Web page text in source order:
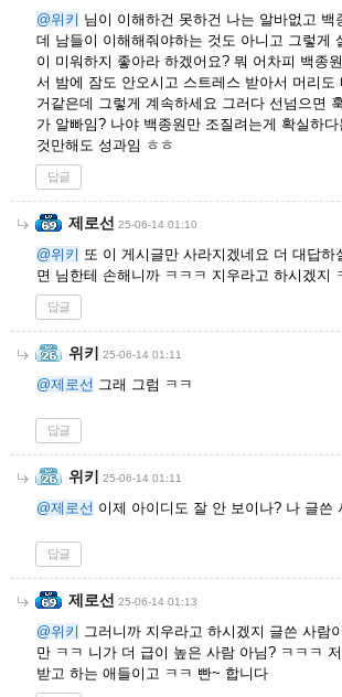
@위키 님이 이해하건 못하건 나는 알바없고 백
데 남들이 이해해줘야하는 것도 아니고 그렇게
이 미워하지 좋아라 하겠어요? 뭐 어차피 백종
서 밤에 잠도 안오시고 스트레스 받아서 머리도
거같은데 그렇게 계속하세요 그러다 선넘으면
가 알빠임? 나야 백종원만 조질려는게 확실하
것만해도 성과임 ㅎㅎ
답글
제로선 25-06-14 01:10
@위키 또 이 게시글만 사라지겠네요 더 대답하
면 님한테 손해니까 ㅋㅋㅋ 지우라고 하시겠지
답글
위키 25-06-14 01:11
@제로선 그래 그럼 ㅋㅋ
답글
위키 25-06-14 01:11
@제로선 이제 아이디도 잘 안 보이나? 나 글쓴
답글
제로선 25-06-14 01:13
@위키 그러니까 지우라고 하시겠지 글쓴 사람
만 ㅋㅋ 니가 더 급이 높은 사람 아님? ㅋㅋㅋ
받고 하는 애들이고 ㅋㅋ 빤~ 합니다